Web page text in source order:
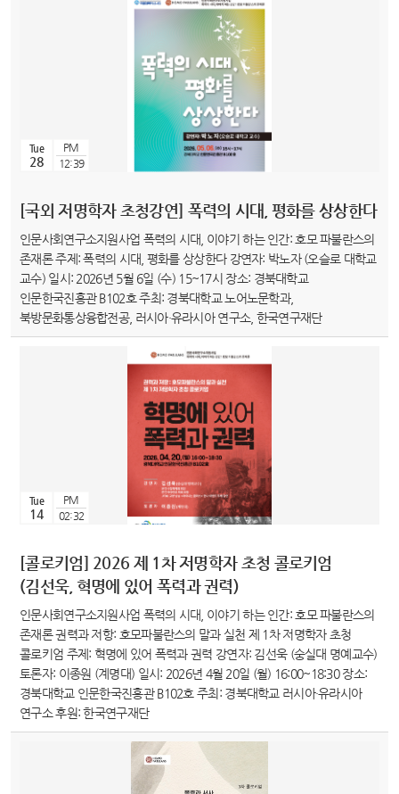
[국외 저명학자 초청강연] 폭력의 시대, 평화를 상상한다
인문사회연구소지원사업 폭력의 시대, 이야기 하는 인간: 호모 파불란스의
존재론 주제: 폭력의 시대, 평화를 상상한다 강연자: 박노자 (오슬로 대학교
교수) 일시: 2026년 5월 6일 (수) 15~17시 장소: 경북대학교
인문한국진흥관 B102호 주최: 경북대학교 노어노문학과,
북방문화통상융합전공, 러시아·유라시아 연구소, 한국연구재단
Tue
28
PM
12:39
[콜로키엄] 2026 제 1차 저명학자 초청 콜로키엄
(김선욱, 혁명에 있어 폭력과 권력)
인문사회연구소지원사업 폭력의 시대, 이야기 하는 인간: 호모 파불란스의
존재론 권력과 저항: 호모파불란스의 말과 실천 제 1차 저명학자 초청
콜로키엄 주제: 혁명에 있어 폭력과 권력 강연자: 김선욱 (숭실대 명예교수)
토론자: 이종원 (계명대) 일시: 2026년 4월 20일 (월) 16:00~18:30 장소:
경북대학교 인문한국진흥관 B102호 주최: 경북대학교 러시아·유라시아
연구소 후원: 한국연구재단
Tue
14
PM
02:32